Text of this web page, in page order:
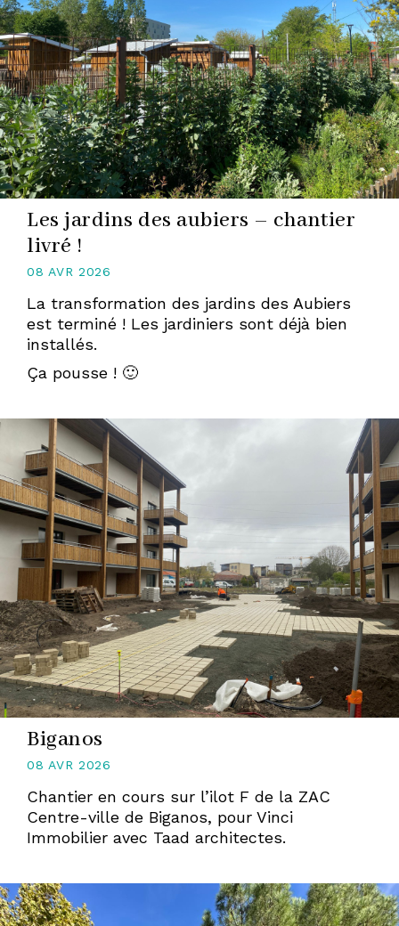
Les jardins des aubiers – chantier
livré !
08 AVR 2026
La transformation des jardins des Aubiers
est terminé ! Les jardiniers sont déjà bien
installés.
Ça pousse ! 🙂
Biganos
08 AVR 2026
Chantier en cours sur l’ilot F de la ZAC
Centre-ville de Biganos, pour Vinci
Immobilier avec Taad architectes.